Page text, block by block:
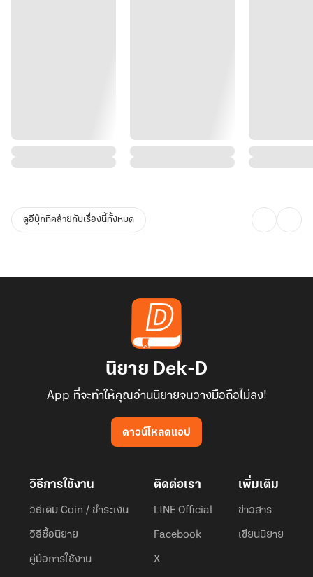
ดูอีบุ๊กที่คล้ายกับเรื่องนี้ทั้งหมด
นิยาย Dek-D
App ที่จะทำให้คุณอ่านนิยายจนวางมือถือไม่ลง!
ดาวน์โหลดแอป
วิธีการใช้งาน
วิธีเติม Coin / ชำระเงิน
วิธีซื้อนิยาย
คู่มือการใช้งาน
ติดต่อเรา
LINE Official
Facebook
X
เพิ่มเติม
ข่าวสาร
เขียนนิยาย